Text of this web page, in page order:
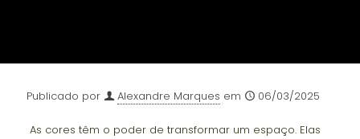
Publicado por Alexandre Marques em 06/03/2025
As cores têm o poder de transformar um espaço. Elas